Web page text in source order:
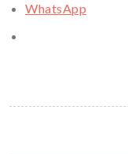
WhatsApp